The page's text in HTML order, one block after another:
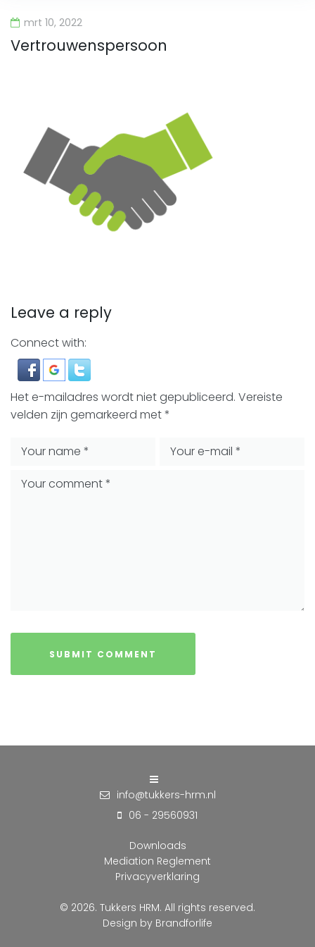
mrt 10, 2022
Vertrouwenspersoon
Leave a reply
Connect with:
Het e-mailadres wordt niet gepubliceerd. Vereiste
velden zijn gemarkeerd met*
info@tukkers-hrm.nl
06 - 29560931
Downloads
Mediation Reglement
Privacyverklaring
© 2026. Tukkers HRM. All rights reserved.
Design by Brandforlife